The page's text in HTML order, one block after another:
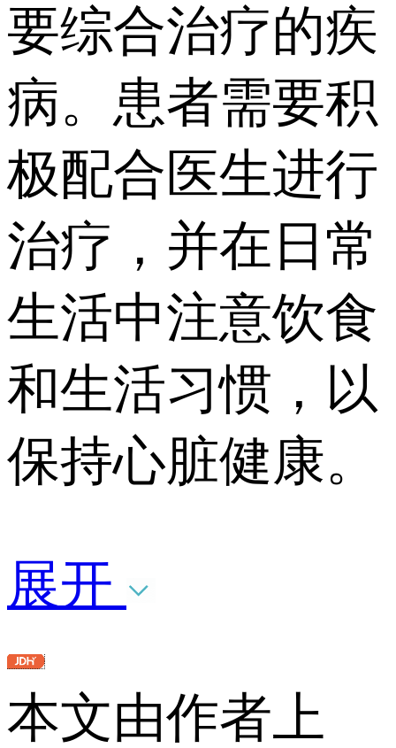
要综合治疗的疾
病。患者需要积
极配合医生进行
治疗，并在日常
生活中注意饮食
和生活习惯，以
保持心脏健康。
展开
本文由作者上